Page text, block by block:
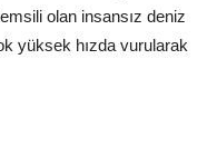
olan insansız deniz
yüksek hızda vurularak